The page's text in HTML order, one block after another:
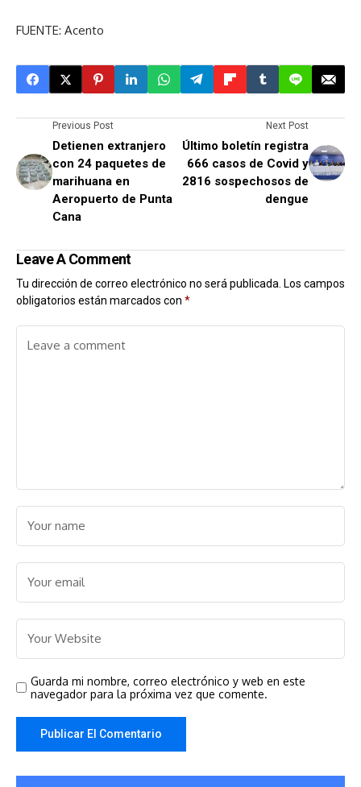
FUENTE: Acento
Previous Post
Detienen extranjero
con 24 paquetes de
marihuana en
Aeropuerto de Punta
Cana
Next Post
Último boletín registra
666 casos de Covid y
2816 sospechosos de
dengue
Leave A Comment
Tu dirección de correo electrónico no será publicada. Los campos
obligatorios están marcados con *
Guarda mi nombre, correo electrónico y web en este
navegador para la próxima vez que comente.